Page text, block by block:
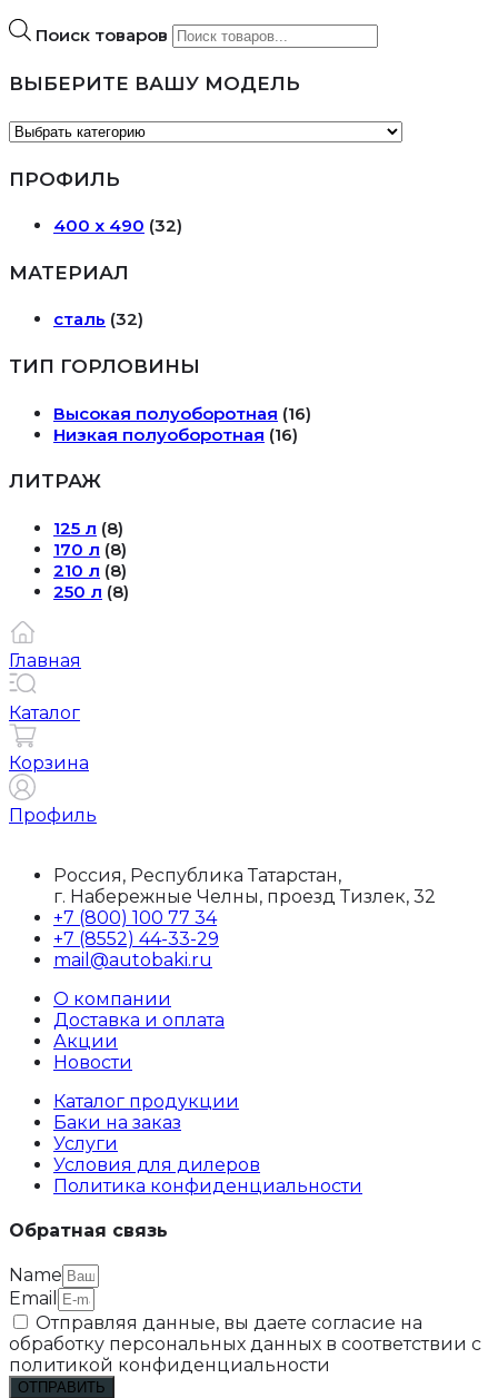
Поиск товаров
ВЫБЕРИТЕ ВАШУ МОДЕЛЬ
ПРОФИЛЬ
400 х 490 (32)
МАТЕРИАЛ
сталь (32)
ТИП ГОРЛОВИНЫ
Высокая полуоборотная (16)
Низкая полуоборотная (16)
ЛИТРАЖ
125 л (8)
170 л (8)
210 л (8)
250 л (8)
Главная
Каталог
Корзина
Профиль
Россия, Республика Татарстан,
г. Набережные Челны, проезд Тизлек, 32
+7 (800) 100 77 34
+7 (8552) 44-33-29
mail@autobaki.ru
О компании
Доставка и оплата
Акции
Новости
Каталог продукции
Баки на заказ
Услуги
Условия для дилеров
Политика конфиденциальности
Обратная связь
Name
Email
Отправляя данные, вы даете согласие на
обработку персональных данных в соответствии с
политикой конфиденциальности
ОТПРАВИТЬ